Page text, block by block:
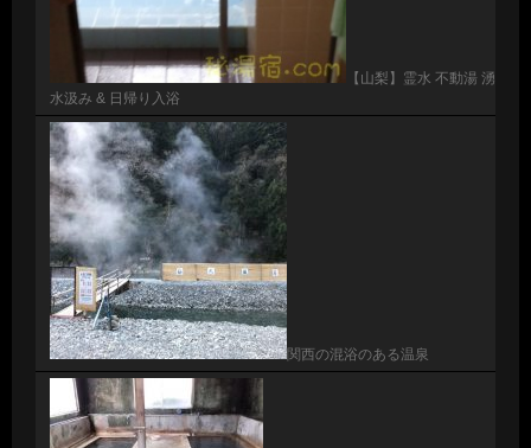
【山梨】霊水 不動湯 湧
水汲み & 日帰り入浴
関西の混浴のある温泉